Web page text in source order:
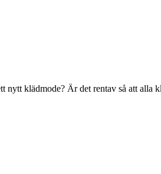
klädmode? Är det rentav så att